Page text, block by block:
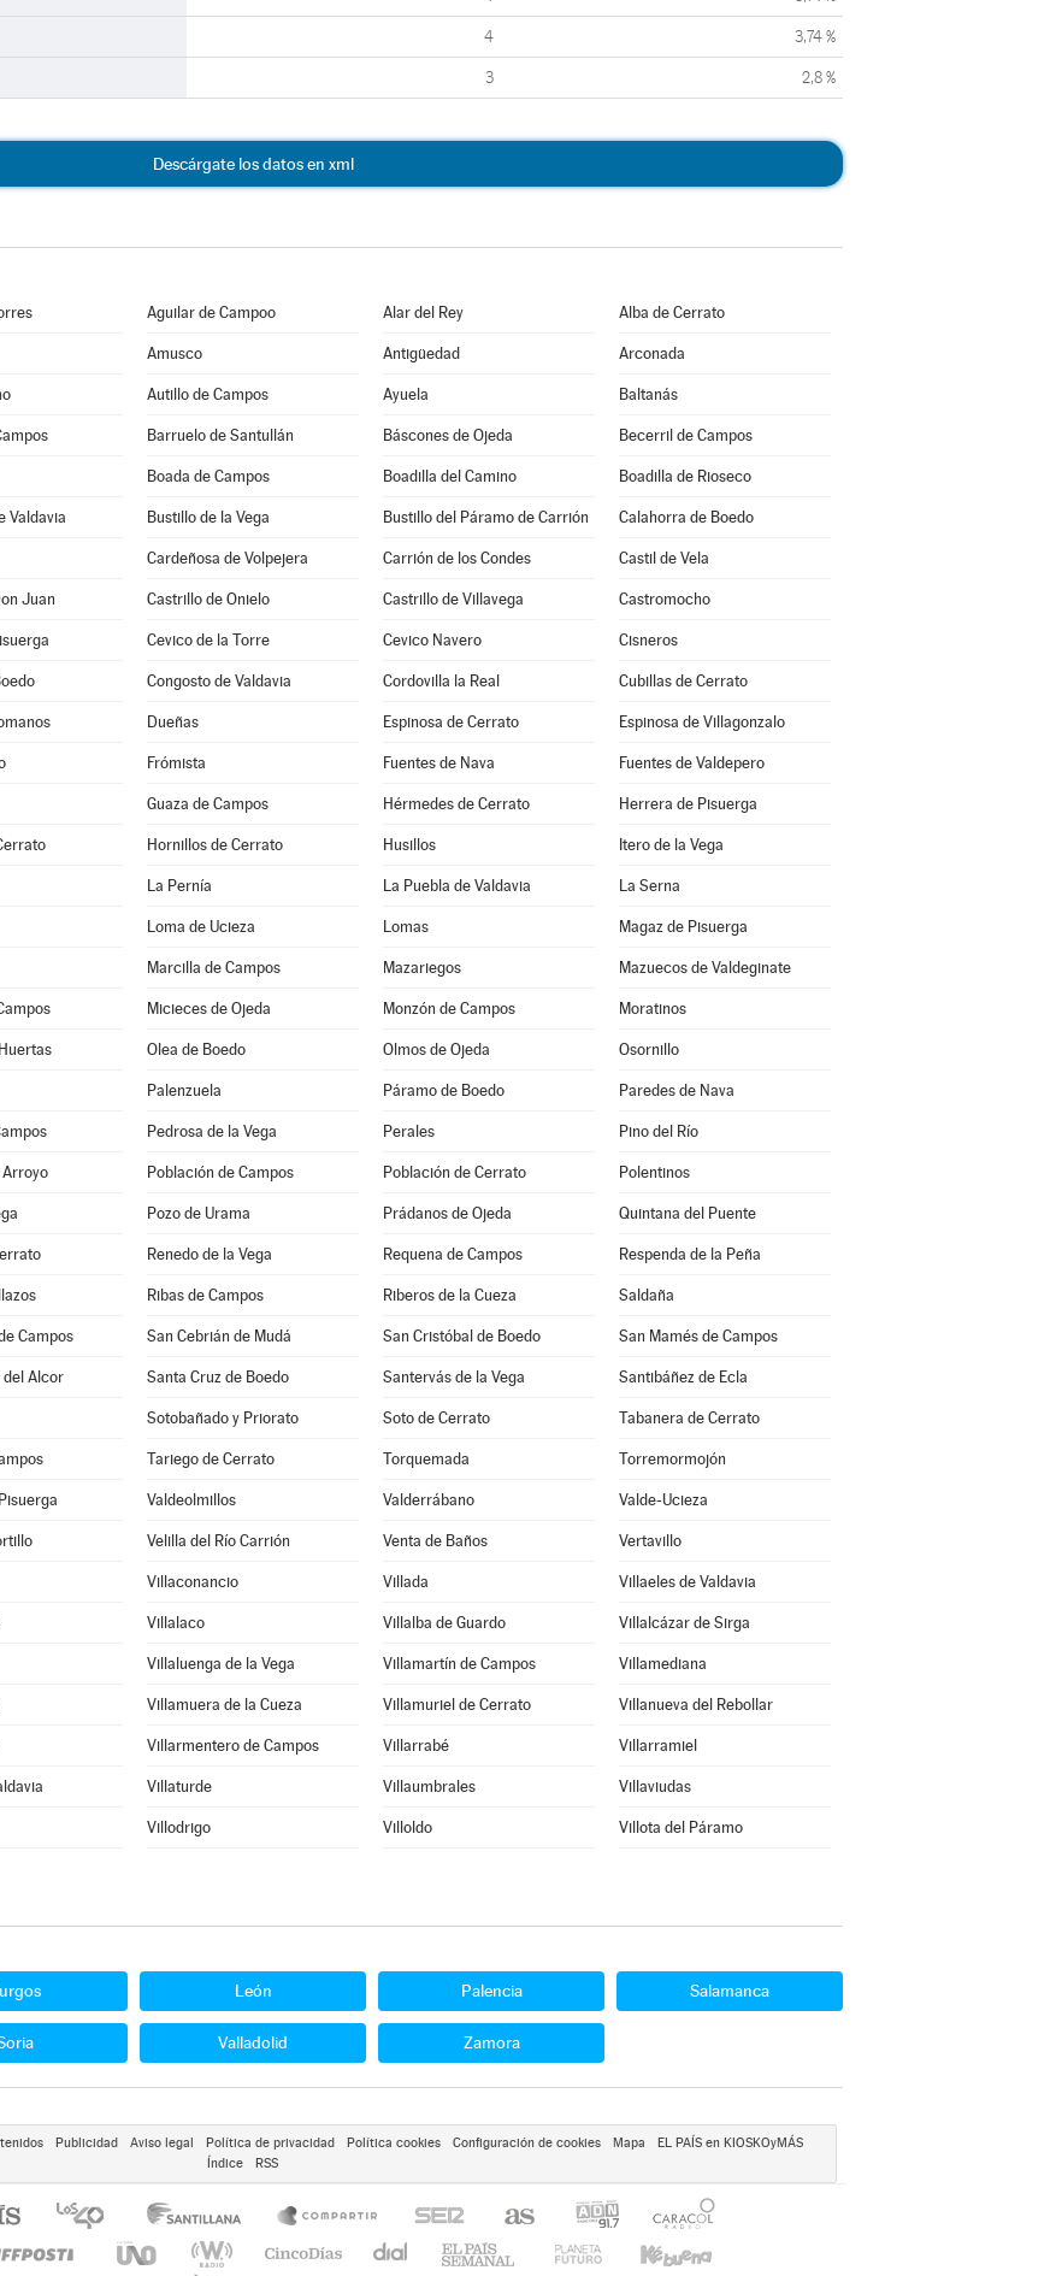
4 3,74 %
3 2,8 %
Descárgate los datos en xml
Aguilar de Campoo Alar del Rey Alba de Cerrato
Amusco Antigüedad Arconada
Autillo de Campos Ayuela Baltanás
Barruelo de Santullán Báscones de Ojeda Becerril de Campos
Boada de Campos Boadilla del Camino Boadilla de Rioseco
Valdavia Bustillo de la Vega Bustillo del Páramo de Carrión Calahorra de Boedo
Cardeñosa de Volpejera Carrión de los Condes Castil de Vela
Juan Castrillo de Onielo Castrillo de Villavega Castromocho
Cevico de la Torre Cevico Navero Cisneros
Congosto de Valdavia Cordovilla la Real Cubillas de Cerrato
Dueñas Espinosa de Cerrato Espinosa de Villagonzalo
Frómista Fuentes de Nava Fuentes de Valdepero
Guaza de Campos Hérmedes de Cerrato Herrera de Pisuerga
Hornillos de Cerrato Husillos Itero de la Vega
La Pernía La Puebla de Valdavia La Serna
Loma de Ucieza Lomas Magaz de Pisuerga
Marcilla de Campos Mazariegos Mazuecos de Valdeginate
Micieces de Ojeda Monzón de Campos Moratinos
Olea de Boedo Olmos de Ojeda Osornillo
Palenzuela Páramo de Boedo Paredes de Nava
Pedrosa de la Vega Perales Pino del Río
Arroyo Población de Campos Población de Cerrato Polentinos
Pozo de Urama Prádanos de Ojeda Quintana del Puente
Renedo de la Vega Requena de Campos Respenda de la Peña
Ribas de Campos Riberos de la Cueza Saldaña
Campos San Cebrián de Mudá San Cristóbal de Boedo San Mamés de Campos
del Alcor Santa Cruz de Boedo Santervás de la Vega Santibáñez de Ecla
Sotobañado y Priorato Soto de Cerrato Tabanera de Cerrato
Tariego de Cerrato Torquemada Torremormojón
Valdeolmillos Valderrábano Valde-Ucieza
Velilla del Río Carrión Venta de Baños Vertavillo
Villaconancio Villada Villaeles de Valdavia
Villalaco Villalba de Guardo Villalcázar de Sirga
Villaluenga de la Vega Villamartín de Campos Villamediana
Villamuera de la Cueza Villamuriel de Cerrato Villanueva del Rebollar
Villarmentero de Campos Villarrabé Villarramiel
Villaturde Villaumbrales Villaviudas
Villodrigo Villoldo Villota del Páramo
León Palencia Salamanca
Valladolid Zamora
Publicidad Aviso legal Política de privacidad Política cookies Configuración de cookies Mapa
EL PAÍS en KIOSKOyMÁS
Índice
RSS